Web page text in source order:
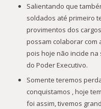
Salientando que
soldados até primeiro
provimentos dos
possam colaborar com
pois hoje não incide
do Poder Executivo.
Somente teremos
conquistamos , hoje
foi assim, tivemos